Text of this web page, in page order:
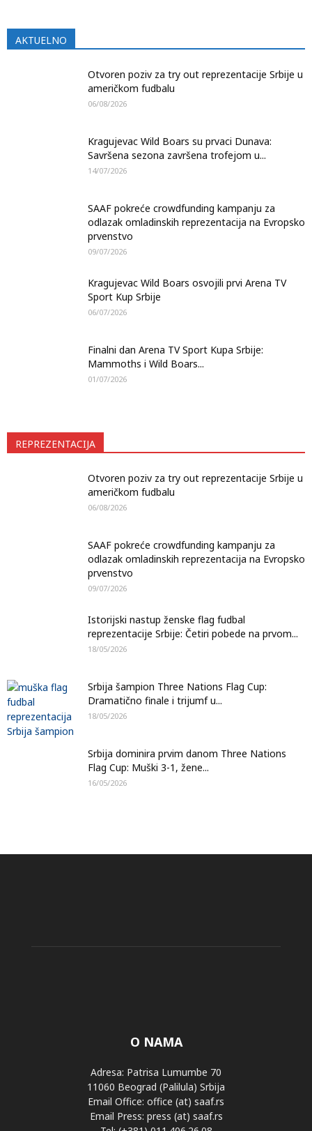
AKTUELNO
Otvoren poziv za try out reprezentacije Srbije u
američkom fudbalu
06/08/2026
Kragujevac Wild Boars su prvaci Dunava:
Savršena sezona završena trofejom u...
14/07/2026
SAAF pokreće crowdfunding kampanju za
odlazak omladinskih reprezentacija na Evropsko
prvenstvo
09/07/2026
Kragujevac Wild Boars osvojili prvi Arena TV
Sport Kup Srbije
06/07/2026
Finalni dan Arena TV Sport Kupa Srbije:
Mammoths i Wild Boars...
01/07/2026
REPREZENTACIJA
Otvoren poziv za try out reprezentacije Srbije u
američkom fudbalu
06/08/2026
SAAF pokreće crowdfunding kampanju za
odlazak omladinskih reprezentacija na Evropsko
prvenstvo
09/07/2026
Istorijski nastup ženske flag fudbal
reprezentacije Srbije: Četiri pobede na prvom...
18/05/2026
Srbija šampion Three Nations Flag Cup:
Dramatično finale i trijumf u...
18/05/2026
Srbija dominira prvim danom Three Nations
Flag Cup: Muški 3-1, žene...
16/05/2026
O NAMA
Adresa: Patrisa Lumumbe 70
11060 Beograd (Palilula) Srbija
Email Office: office (at) saaf.rs
Email Press: press (at) saaf.rs